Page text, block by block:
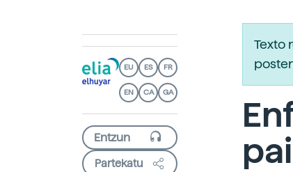
EU ES FR
EN CA GA
Partekatu
Texto